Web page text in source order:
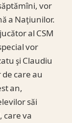
vor
a Naţiunilor.
al CSM
vor
şi Claudiu
care au
an,
săi
care va